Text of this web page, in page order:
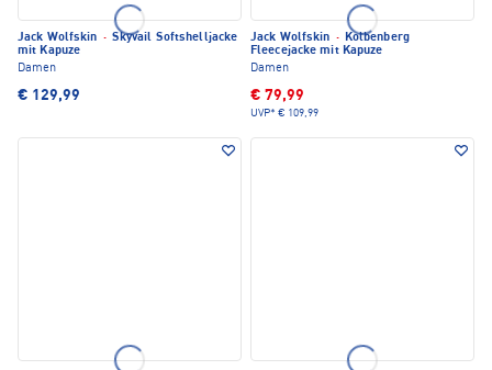
Jack Wolfskin · Skyvail Softshelljacke
mit Kapuze
Damen
€ 129,99
Jack Wolfskin · Kolbenberg
Fleecejacke mit Kapuze
Damen
€ 79,99
UVP* € 109,99